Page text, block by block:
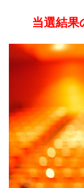
当選結果